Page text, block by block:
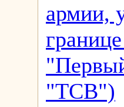
армии,
"ТСВ")